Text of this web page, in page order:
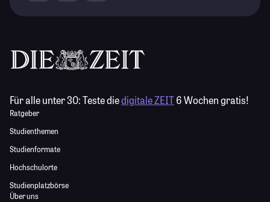
Für alle unter 30:Teste diedigitale ZEIT6 Wochen gratis!
Ratgeber
Studienthemen
Studienformate
Hochschulorte
Studienplatzbörse
Über uns